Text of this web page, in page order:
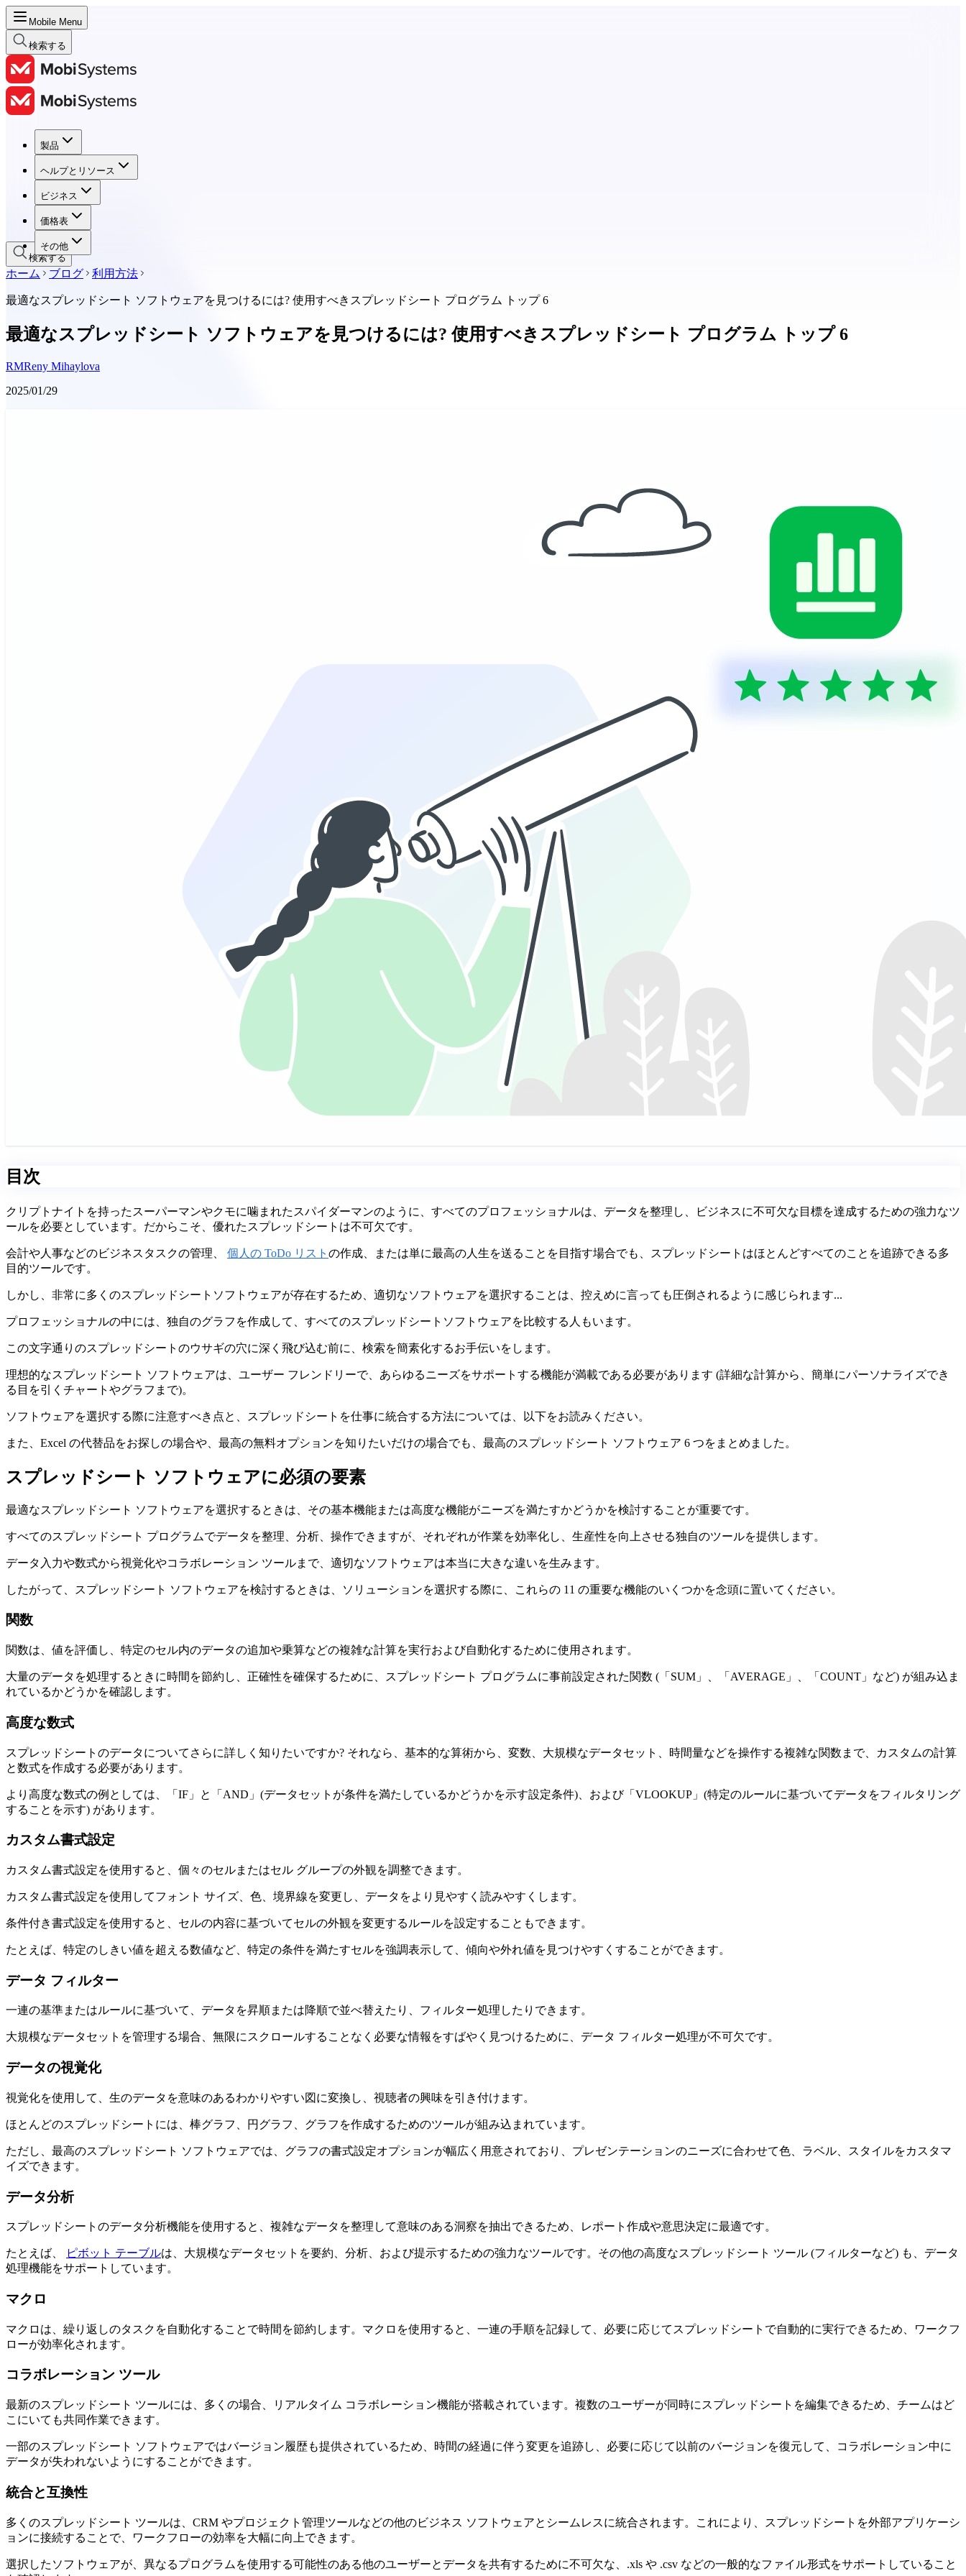
Mobile Menu
検索する
製品
ヘルプとリソース
ビジネス
価格表
その他
製品
ヘルプとリソース
ビジネス
価格表
検索する
ホーム ブログ 利用方法
最適なスプレッドシート ソフトウェアを見つけるには? 使用すべきスプレッドシート プログラム トップ 6
最適なスプレッドシート ソフトウェアを見つけるには? 使用すべきスプレッドシート プログラム トップ 6
RMReny Mihaylova
2025/01/29
目次
クリプトナイトを持ったスーパーマンやクモに噛まれたスパイダーマンのように、すべてのプロフェッショナルは、データを整理し、ビジネスに不可欠な目標を達成するための強力なツ
ールを必要としています。だからこそ、優れたスプレッドシートは不可欠です。
会計や人事などのビジネスタスクの管理、 個人の ToDo リスト の作成、または単に最高の人生を送ることを目指す場合でも、スプレッドシートはほとんどすべてのことを追跡できる多
目的ツールです。
しかし、非常に多くのスプレッドシートソフトウェアが存在するため、適切なソフトウェアを選択することは、控えめに言っても圧倒されるように感じられます...
プロフェッショナルの中には、独自のグラフを作成して、すべてのスプレッドシートソフトウェアを比較する人もいます。
この文字通りのスプレッドシートのウサギの穴に深く飛び込む前に、検索を簡素化するお手伝いをします。
理想的なスプレッドシート ソフトウェアは、ユーザー フレンドリーで、あらゆるニーズをサポートする機能が満載である必要があります (詳細な計算から、簡単にパーソナライズでき
る目を引くチャートやグラフまで)。
ソフトウェアを選択する際に注意すべき点と、スプレッドシートを仕事に統合する方法については、以下をお読みください。
また、Excel の代替品をお探しの場合や、最高の無料オプションを知りたいだけの場合でも、最高のスプレッドシート ソフトウェア 6 つをまとめました。
スプレッドシート ソフトウェアに必須の要素
最適なスプレッドシート ソフトウェアを選択するときは、その基本機能または高度な機能がニーズを満たすかどうかを検討することが重要です。
すべてのスプレッドシート プログラムでデータを整理、分析、操作できますが、それぞれが作業を効率化し、生産性を向上させる独自のツールを提供します。
データ入力や数式から視覚化やコラボレーション ツールまで、適切なソフトウェアは本当に大きな違いを生みます。
したがって、スプレッドシート ソフトウェアを検討するときは、ソリューションを選択する際に、これらの 11 の重要な機能のいくつかを念頭に置いてください。
関数
関数は、値を評価し、特定のセル内のデータの追加や乗算などの複雑な計算を実行および自動化するために使用されます。
大量のデータを処理するときに時間を節約し、正確性を確保するために、スプレッドシート プログラムに事前設定された関数 (「SUM」、「AVERAGE」、「COUNT」など) が組み込ま
れているかどうかを確認します。
高度な数式
スプレッドシートのデータについてさらに詳しく知りたいですか? それなら、基本的な算術から、変数、大規模なデータセット、時間量などを操作する複雑な関数まで、カスタムの計算
と数式を作成する必要があります。
より高度な数式の例としては、「IF」と「AND」(データセットが条件を満たしているかどうかを示す設定条件)、および「VLOOKUP」(特定のルールに基づいてデータをフィルタリング
することを示す) があります。
カスタム書式設定
カスタム書式設定を使用すると、個々のセルまたはセル グループの外観を調整できます。
カスタム書式設定を使用してフォント サイズ、色、境界線を変更し、データをより見やすく読みやすくします。
条件付き書式設定を使用すると、セルの内容に基づいてセルの外観を変更するルールを設定することもできます。
たとえば、特定のしきい値を超える数値など、特定の条件を満たすセルを強調表示して、傾向や外れ値を見つけやすくすることができます。
データ フィルター
一連の基準またはルールに基づいて、データを昇順または降順で並べ替えたり、フィルター処理したりできます。
大規模なデータセットを管理する場合、無限にスクロールすることなく必要な情報をすばやく見つけるために、データ フィルター処理が不可欠です。
データの視覚化
視覚化を使用して、生のデータを意味のあるわかりやすい図に変換し、視聴者の興味を引き付けます。
ほとんどのスプレッドシートには、棒グラフ、円グラフ、グラフを作成するためのツールが組み込まれています。
ただし、最高のスプレッドシート ソフトウェアでは、グラフの書式設定オプションが幅広く用意されており、プレゼンテーションのニーズに合わせて色、ラベル、スタイルをカスタマ
イズできます。
データ分析
スプレッドシートのデータ分析機能を使用すると、複雑なデータを整理して意味のある洞察を抽出できるため、レポート作成や意思決定に最適です。
たとえば、 ピボット テーブルは、大規模なデータセットを要約、分析、および提示するための強力なツールです。その他の高度なスプレッドシート ツール (フィルターなど) も、データ
処理機能をサポートしています。
マクロ
マクロは、繰り返しのタスクを自動化することで時間を節約します。マクロを使用すると、一連の手順を記録して、必要に応じてスプレッドシートで自動的に実行できるため、ワークフ
ローが効率化されます。
コラボレーション ツール
最新のスプレッドシート ツールには、多くの場合、リアルタイム コラボレーション機能が搭載されています。複数のユーザーが同時にスプレッドシートを編集できるため、チームはど
こにいても共同作業できます。
一部のスプレッドシート ソフトウェアではバージョン履歴も提供されているため、時間の経過に伴う変更を追跡し、必要に応じて以前のバージョンを復元して、コラボレーション中に
データが失われないようにすることができます。
統合と互換性
多くのスプレッドシート ツールは、CRM やプロジェクト管理ツールなどの他のビジネス ソフトウェアとシームレスに統合されます。これにより、スプレッドシートを外部アプリケーシ
ョンに接続することで、ワークフローの効率を大幅に向上できます。
選択したソフトウェアが、異なるプログラムを使用する可能性のある他のユーザーとデータを共有するために不可欠な、.xls や .csv などの一般的なファイル形式をサポートしていること